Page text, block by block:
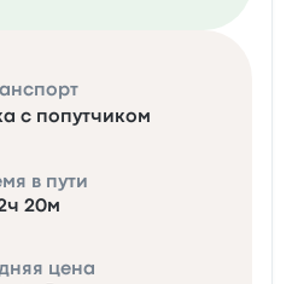
с попутчиком
в пути
20м
цена